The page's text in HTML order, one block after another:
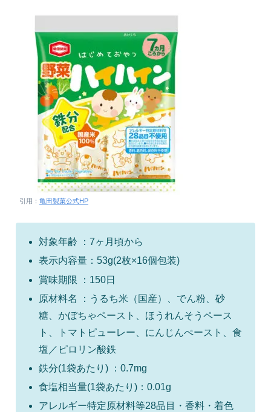
引用： 亀田製菓公式HP
対象年齢 ：7ヶ月頃から
表示内容量：53g(2枚×16個包装)
賞味期限 ：150日
原材料名 ：うるち米（国産）、でん粉、砂
糖、かぼちゃペースト、ほうれんそうペース
ト、トマトピューレー、にんじんぺースト、食
塩／ピロリン酸鉄
鉄分(1袋あたり) ：0.7mg
食塩相当量(1袋あたり)：0.01g
アレルギー特定原材料等28品目・香料・着色